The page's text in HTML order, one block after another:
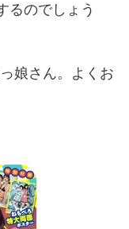
るのでしょう
娘さん。よくお